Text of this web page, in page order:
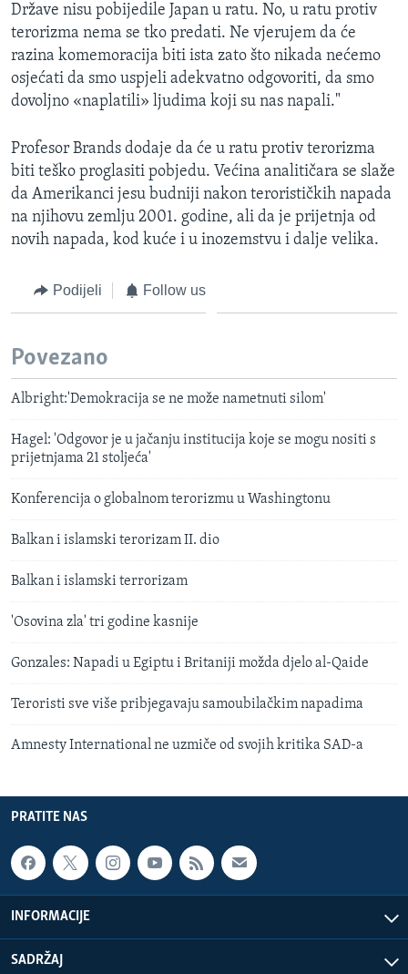
Države nisu pobijedile Japan u ratu. No, u ratu protiv
terorizma nema se tko predati. Ne vjerujem da će
razina komemoracija biti ista zato što nikada nećemo
osjećati da smo uspjeli adekvatno odgovoriti, da smo
dovoljno «naplatili» ljudima koji su nas napali."
Profesor Brands dodaje da će u ratu protiv terorizma
biti teško proglasiti pobjedu. Većina analitičara se slaže
da Amerikanci jesu budniji nakon terorističkih napada
na njihovu zemlju 2001. godine, ali da je prijetnja od
novih napada, kod kuće i u inozemstvu i dalje velika.
Podijeli Follow us
Povezano
Albright:'Demokracija se ne može nametnuti silom'
Hagel: 'Odgovor je u jačanju institucija koje se mogu nositi s
prijetnjama 21 stoljeća'
Konferencija o globalnom terorizmu u Washingtonu
Balkan i islamski terorizam II. dio
Balkan i islamski terrorizam
'Osovina zla' tri godine kasnije
Gonzales: Napadi u Egiptu i Britaniji možda djelo al-Qaide
Teroristi sve više pribjegavaju samoubilačkim napadima
Amnesty International ne uzmiče od svojih kritika SAD-a
PRATITE NAS
INFORMACIJE
SADRŽAJ